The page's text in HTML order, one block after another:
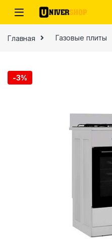
Skip to navigation
Skip to content
Главная Газовые плиты
-3%